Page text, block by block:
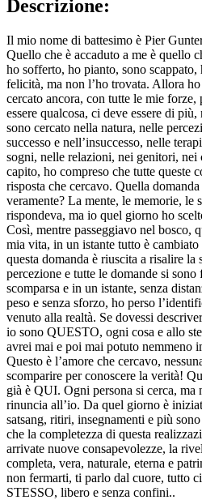
Descrizione:
Il mio nome di battesimo è Pier
Quello che è accaduto a me è quello
ho sofferto, ho pianto, sono
felicità, ma non l’ho trovata. Allora
cercato ancora, con tutte le mie
essere qualcosa, ci deve essere di
sono cercato nella natura, nelle
successo e nell’insuccesso, nelle
sogni, nelle relazioni, nei genitori,
capito, ho compreso che tutte queste
risposta che cercavo. Quella
veramente? La mente, le memorie, le
rispondeva, ma io quel giorno ho
Così, mentre passeggiavo nel bosco,
mia vita, in un istante tutto è
questa domanda è riuscita a risalire la
percezione e tutte le domande si
scomparsa e in un istante, senza
peso e senza sforzo, ho perso
venuto alla realtà. Se dovessi
io sono QUESTO, ogni cosa e allo
avrei mai e poi mai potuto nemmeno
Questo è l’amore che cercavo,
scomparire per conoscere la verità!
già è QUI. Ogni persona si cerca, ma
rinuncia all’io. Da quel giorno è
satsang, ritiri, insegnamenti e più
che la completezza di questa
arrivate nuove consapevolezze, la
completa, vera, naturale, eterna e
non fermarti, ti parlo dal cuore, tutto
STESSO, libero e senza confini..